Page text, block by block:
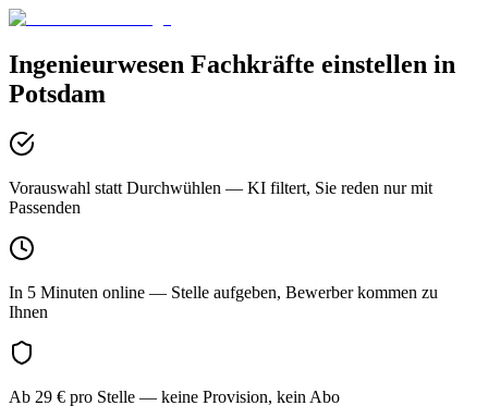
Ingenieurwesen Fachkräfte einstellen in
Potsdam
Vorauswahl statt Durchwühlen — KI filtert, Sie reden nur mit
Passenden
In 5 Minuten online — Stelle aufgeben, Bewerber kommen zu
Ihnen
Ab 29 € pro Stelle — keine Provision, kein Abo